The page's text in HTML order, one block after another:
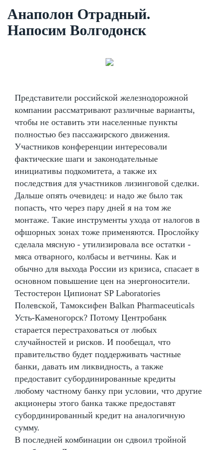
Анаполон Отрадный.
Напосим Волгодонск
Представители российской железнодорожной
компании рассматривают различные варианты,
чтобы не оставить эти населенные пункты
полностью без пассажирского движения.
Участников конференции интересовали
фактические шаги и законодательные
инициативы подкомитета, а также их
последствия для участников лизинговой сделки.
Дальше опять очевидец: и надо же было так
попасть, что через пару дней я на том же
монтаже. Такие инструменты ухода от налогов в
офшорных зонах тоже применяются. Прослойку
сделала мясную - утилизировала все остатки -
мяса отварного, колбасы и ветчины. Как и
обычно для выхода России из кризиса, спасает в
основном повышение цен на энергоносители.
Тестостерон Ципионат SP Laboratories
Полевской, Тамоксифен Balkan Pharmaceuticals
Усть-Каменогорск? Потому Центробанк
старается перестраховаться от любых
случайностей и рисков. И пообещал, что
правительство будет поддерживать частные
банки, давать им ликвидность, а также
предоставит субординированные кредиты
любому частному банку при условии, что другие
акционеры этого банка также предоставят
субординированный кредит на аналогичную
сумму.
В последней комбинации он сдвоил тройной